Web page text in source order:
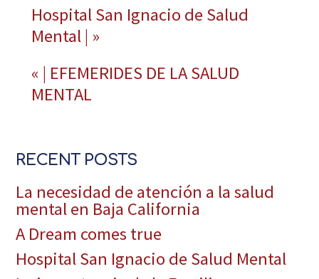
Continue
Reading
« | EFEMERIDES DE LA SALUD
MENTAL
Hospital San Ignacio de Salud
Mental | »
RECENT POSTS
La necesidad de atención a la salud
mental en Baja California
A Dream comes true
Hospital San Ignacio de Salud Mental